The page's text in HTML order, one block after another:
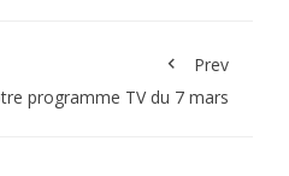
Prev
programme TV du 7 mars